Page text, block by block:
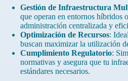
Gestión de Infraestructura
que operan en entornos híbridos
administración centralizada y
Optimización de Recursos:
buscan maximizar la utilización
Cumplimiento Regulatorio:
normativas y asegura que tu
estándares necesarios.